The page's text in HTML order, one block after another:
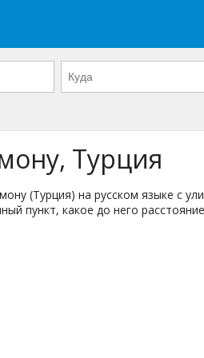
Турция
(Турция) на русском языке с
пункт, какое до него